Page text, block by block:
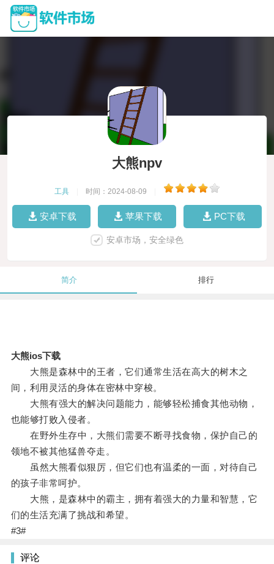
大熊npv
工具 时间：2024-08-09
安卓下载 苹果下载 PC下载
安卓市场，安全绿色
简介 排行
大熊ios下载
大熊是森林中的王者，它们通常生活在高大的树木之
间，利用灵活的身体在密林中穿梭。
大熊有强大的解决问题能力，能够轻松捕食其他动物，
也能够打败入侵者。
在野外生存中，大熊们需要不断寻找食物，保护自己的
领地不被其他猛兽夺走。
虽然大熊看似狠厉，但它们也有温柔的一面，对待自己
的孩子非常呵护。
大熊，是森林中的霸主，拥有着强大的力量和智慧，它
们的生活充满了挑战和希望。
#3#
评论